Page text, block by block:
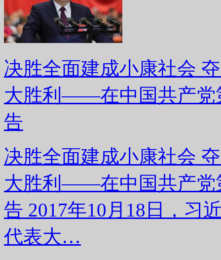
决胜全面建成小康社会
大胜利——在中国共产党
告
决胜全面建成小康社会
大胜利——在中国共产党
告 2017年10月18日，习
代表大…